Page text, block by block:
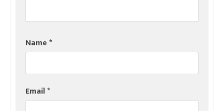
Name*
Email*